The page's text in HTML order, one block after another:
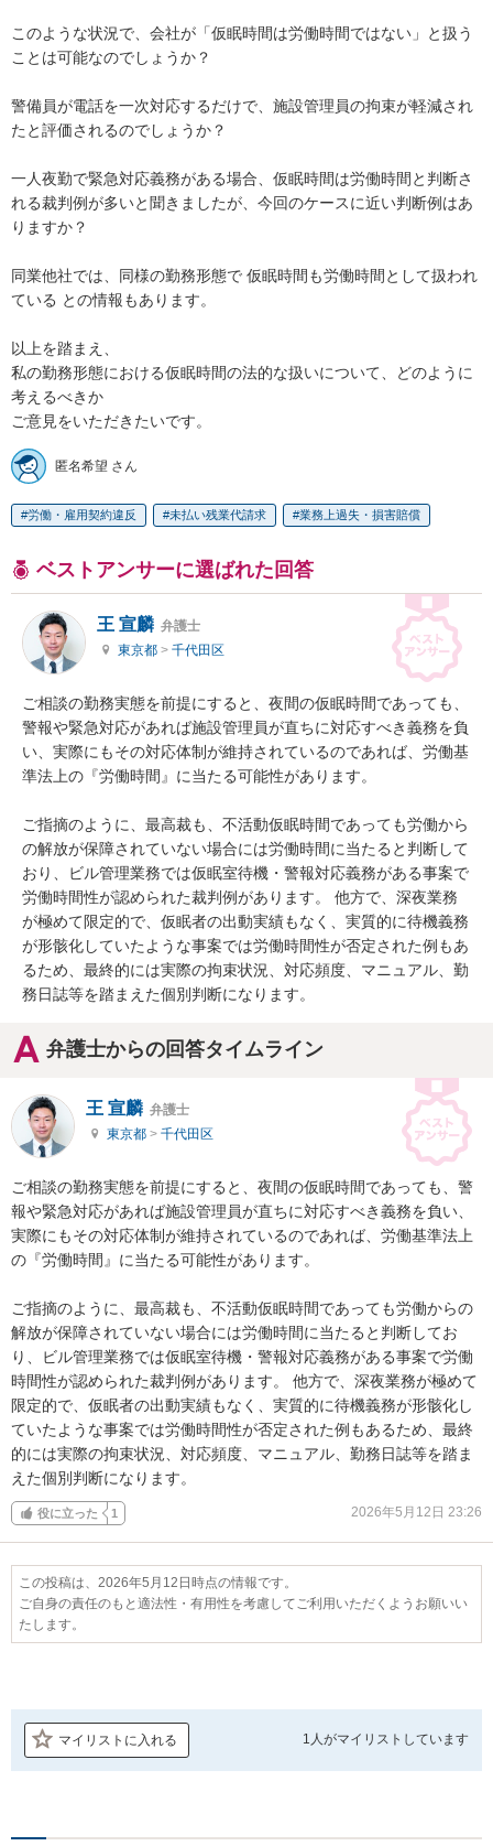
このような状況で、会社が「仮眠時間は労働時間ではない」と扱う
ことは可能なのでしょうか？
警備員が電話を一次対応するだけで、施設管理員の拘束が軽減され
たと評価されるのでしょうか？
一人夜勤で緊急対応義務がある場合、仮眠時間は労働時間と判断さ
れる裁判例が多いと聞きましたが、今回のケースに近い判断例はあ
りますか？
同業他社では、同様の勤務形態で 仮眠時間も労働時間として扱われ
ている との情報もあります。
以上を踏まえ、
私の勤務形態における仮眠時間の法的な扱いについて、どのように
考えるべきか
ご意見をいただきたいです。
匿名希望 さん
労働・雇用契約違反 未払い残業代請求 業務上過失・損害賠償
ベストアンサーに選ばれた回答
王 宣麟 弁護士
東京都 > 千代田区
ご相談の勤務実態を前提にすると、夜間の仮眠時間であっても、
警報や緊急対応があれば施設管理員が直ちに対応すべき義務を負
い、実際にもその対応体制が維持されているのであれば、労働基
準法上の『労働時間』に当たる可能性があります。
ご指摘のように、最高裁も、不活動仮眠時間であっても労働から
の解放が保障されていない場合には労働時間に当たると判断して
おり、ビル管理業務では仮眠室待機・警報対応義務がある事案で
労働時間性が認められた裁判例があります。 他方で、深夜業務
が極めて限定的で、仮眠者の出動実績もなく、実質的に待機義務
が形骸化していたような事案では労働時間性が否定された例もあ
るため、最終的には実際の拘束状況、対応頻度、マニュアル、勤
務日誌等を踏まえた個別判断になります。
弁護士からの回答タイムライン
王 宣麟 弁護士
東京都 > 千代田区
ご相談の勤務実態を前提にすると、夜間の仮眠時間であっても、警
報や緊急対応があれば施設管理員が直ちに対応すべき義務を負い、
実際にもその対応体制が維持されているのであれば、労働基準法上
の『労働時間』に当たる可能性があります。
ご指摘のように、最高裁も、不活動仮眠時間であっても労働からの
解放が保障されていない場合には労働時間に当たると判断してお
り、ビル管理業務では仮眠室待機・警報対応義務がある事案で労働
時間性が認められた裁判例があります。 他方で、深夜業務が極めて
限定的で、仮眠者の出動実績もなく、実質的に待機義務が形骸化し
ていたような事案では労働時間性が否定された例もあるため、最終
的には実際の拘束状況、対応頻度、マニュアル、勤務日誌等を踏ま
えた個別判断になります。
役に立った 1 2026年5月12日 23:26
この投稿は、2026年5月12日時点の情報です。
ご自身の責任のもと適法性・有用性を考慮してご利用いただくようお願いい
たします。
マイリストに入れる 1人がマイリストしています